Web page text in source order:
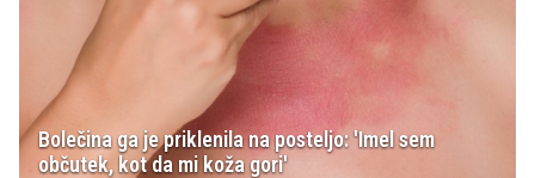
Bolečina ga je priklenila na posteljo: 'Imel sem
občutek, kot da mi koža gori'